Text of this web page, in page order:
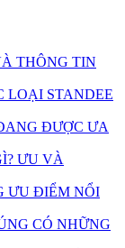
THÔNG TIN
LOẠI STANDEE
ĐƯỢC ƯA
ƯU VÀ
ƯU ĐIỂM NỔI
CÓ NHỮNG